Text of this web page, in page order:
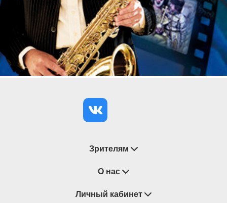
Музыкальная составляющая спектакля - это не
только полюбившиеся номера из одноименного
фильма, но и известные джазовые композиции 20-
30-40 годов XX века.
Блестящие диалоги, любовная интрига,
откровенная пародия на гангстерские фильмы -
зрительского интереса к этой истории!
Зрителям
Восстановление билетов
Замена / Отмена / Перенос мероприятий
О нас
О компании
Личный кабинет